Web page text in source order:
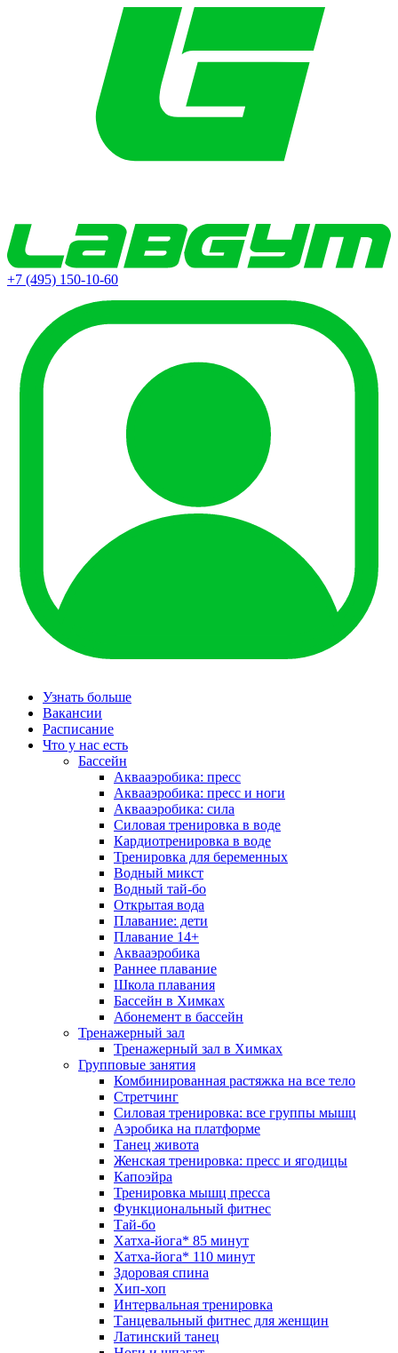
+7 (495) 150-10-60
Узнать больше
Вакансии
Расписание
Что у нас есть
Бассейн
Аквааэробика: пресс
Аквааэробика: пресс и ноги
Аквааэробика: сила
Силовая тренировка в воде
Кардиотренировка в воде
Тренировка для беременных
Водный микст
Водный тай-бо
Открытая вода
Плавание: дети
Плавание 14+
Аквааэробика
Раннее плавание
Школа плавания
Бассейн в Химках
Абонемент в бассейн
Тренажерный зал
Тренажерный зал в Химках
Групповые занятия
Комбинированная растяжка на все тело
Стретчинг
Силовая тренировка: все группы мышц
Аэробика на платформе
Танец живота
Женская тренировка: пресс и ягодицы
Капоэйра
Тренировка мышц пресса
Функциональный фитнес
Тай-бо
Хатха-йога* 85 минут
Хатха-йога* 110 минут
Здоровая спина
Хип-хоп
Интервальная тренировка
Танцевальный фитнес для женщин
Латинский танец